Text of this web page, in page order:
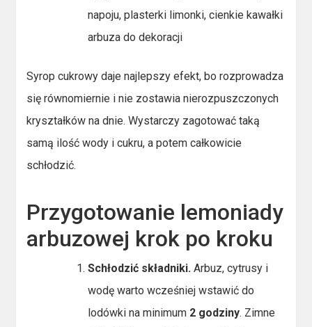
napoju, plasterki limonki, cienkie kawałki
arbuza do dekoracji
Syrop cukrowy daje najlepszy efekt, bo rozprowadza
się równomiernie i nie zostawia nierozpuszczonych
kryształków na dnie. Wystarczy zagotować taką
samą ilość wody i cukru, a potem całkowicie
schłodzić.
Przygotowanie lemoniady
arbuzowej krok po kroku
Schłodzić składniki. Arbuz, cytrusy i
wodę warto wcześniej wstawić do
lodówki na minimum 2 godziny. Zimne